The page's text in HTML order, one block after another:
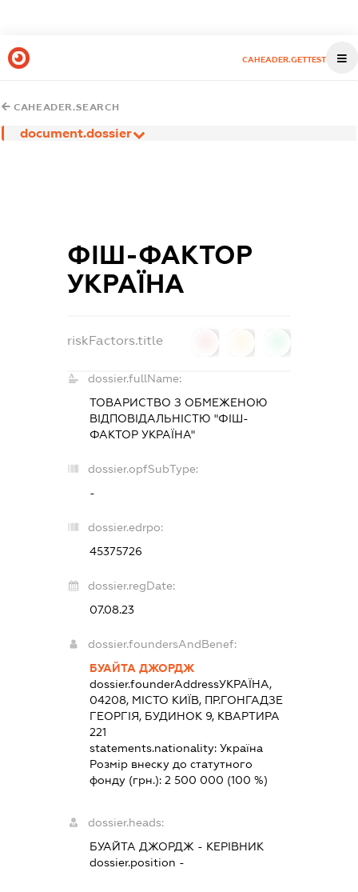
CAHEADER.GETTEST
CAHEADER.SEARCH
document.dossier
ФІШ-ФАКТОР
УКРАЇНА
riskFactors.title
dossier.fullName:
ТОВАРИСТВО З ОБМЕЖЕНОЮ
ВІДПОВІДАЛЬНІСТЮ "ФІШ-
ФАКТОР УКРАЇНА"
dossier.opfSubType:
-
dossier.edrpo:
45375726
dossier.regDate:
07.08.23
dossier.foundersAndBenef:
БУАЙТА ДЖОРДЖ
dossier.founderAddressУКРАЇНА,
04208, МІСТО КИЇВ, ПР.ГОНГАДЗЕ
ГЕОРГІЯ, БУДИНОК 9, КВАРТИРА
221
statements.nationality: Україна
Розмір внеску до статутного
фонду (грн.): 2 500 000 (100 %)
dossier.heads:
БУАЙТА ДЖОРДЖ- КЕРІВНИК
dossier.position -